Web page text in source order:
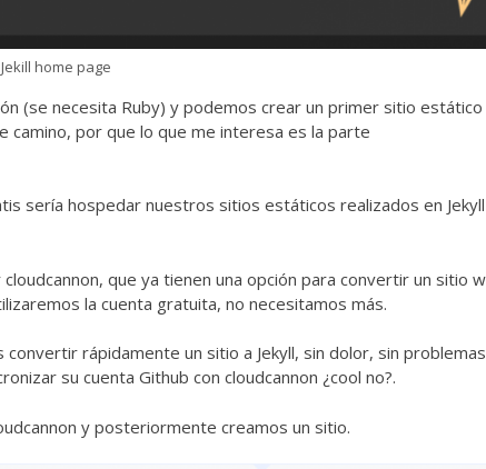
Jekill home page
(se necesita Ruby) y podemos crear un primer sitio estático
camino, por que lo que me interesa es la parte
sería hospedar nuestros sitios estáticos realizados en
cloudcannon, que ya tienen una opción para convertir un sitio
la cuenta gratuita, no necesitamos más.
convertir rápidamente un sitio a Jekyll, sin dolor, sin
su cuenta Github con cloudcannon ¿cool no?.
y posteriormente creamos un sitio.